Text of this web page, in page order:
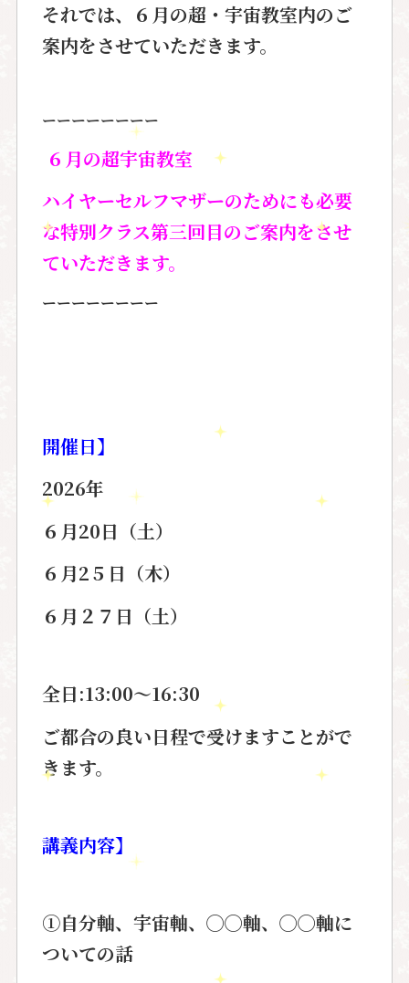
それでは、６月の超・宇宙教室内のご
案内をさせていただきます。
ーーーーーーーー
６ 月の超宇宙教室
ハイヤーセルフマザーのためにも必要
な特別クラス第三回目のご案内をさせ
ていただきます。
ーーーーーーーー
開催日】
2026年
６月20日（土）
６月2５日（木）
６月２７ 日（土）
全日:13:00〜16:30
ご都合の良い日程で受けますことがで
きます。
講義内容】
①自分軸、宇宙軸、◯◯軸、◯◯軸に
ついての話